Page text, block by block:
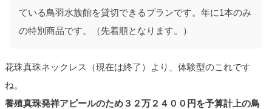
ている鳥羽水族館を貸切できるプランです。年に1本のみ
の特別商品です。（先着順となります。）
花珠真珠ネックレス（現在は終了）より、体験型のこれです
ね。
養殖真珠発祥アピールのため３２万２４００円を予算計上の鳥